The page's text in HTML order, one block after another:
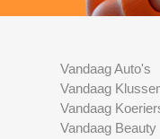
Vandaag Auto's
Vandaag
Vandaag
Vandaag Beauty